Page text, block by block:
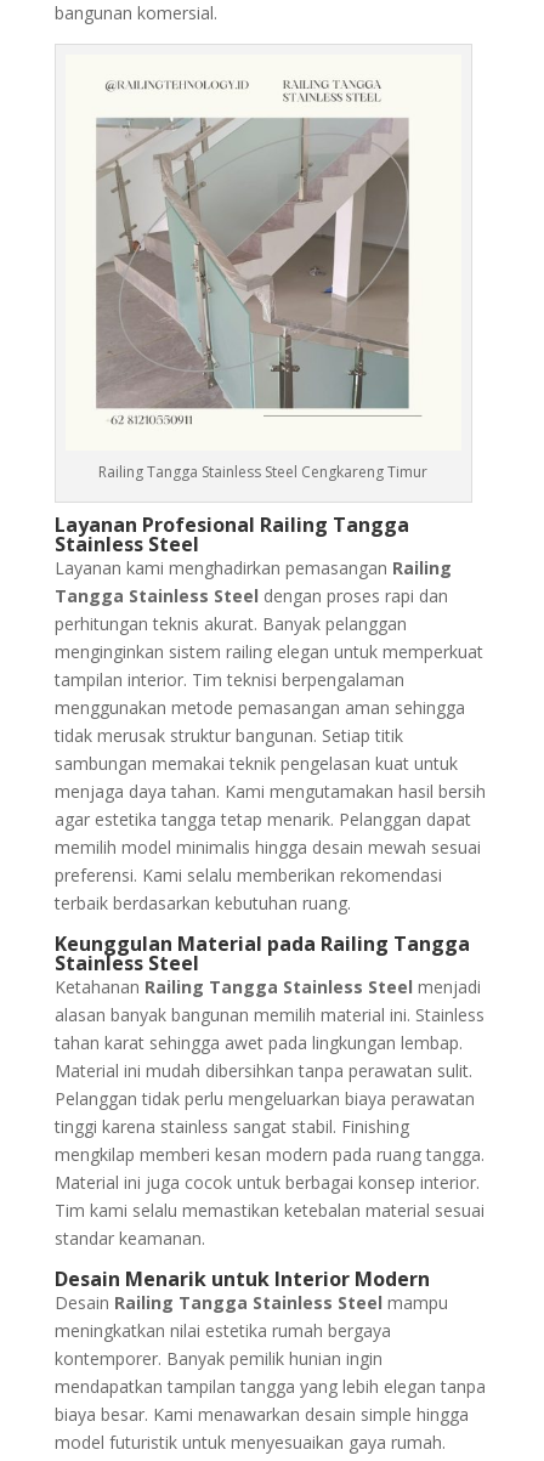
bangunan komersial.
Railing Tangga Stainless Steel Cengkareng Timur
Layanan Profesional Railing Tangga
Stainless Steel
Layanan kami menghadirkan pemasangan Railing
Tangga Stainless Steel dengan proses rapi dan
perhitungan teknis akurat. Banyak pelanggan
menginginkan sistem railing elegan untuk memperkuat
tampilan interior. Tim teknisi berpengalaman
menggunakan metode pemasangan aman sehingga
tidak merusak struktur bangunan. Setiap titik
sambungan memakai teknik pengelasan kuat untuk
menjaga daya tahan. Kami mengutamakan hasil bersih
agar estetika tangga tetap menarik. Pelanggan dapat
memilih model minimalis hingga desain mewah sesuai
preferensi. Kami selalu memberikan rekomendasi
terbaik berdasarkan kebutuhan ruang.
Keunggulan Material pada Railing Tangga
Stainless Steel
Ketahanan Railing Tangga Stainless Steel menjadi
alasan banyak bangunan memilih material ini. Stainless
tahan karat sehingga awet pada lingkungan lembap.
Material ini mudah dibersihkan tanpa perawatan sulit.
Pelanggan tidak perlu mengeluarkan biaya perawatan
tinggi karena stainless sangat stabil. Finishing
mengkilap memberi kesan modern pada ruang tangga.
Material ini juga cocok untuk berbagai konsep interior.
Tim kami selalu memastikan ketebalan material sesuai
standar keamanan.
Desain Menarik untuk Interior Modern
Desain Railing Tangga Stainless Steel mampu
meningkatkan nilai estetika rumah bergaya
kontemporer. Banyak pemilik hunian ingin
mendapatkan tampilan tangga yang lebih elegan tanpa
biaya besar. Kami menawarkan desain simple hingga
model futuristik untuk menyesuaikan gaya rumah.